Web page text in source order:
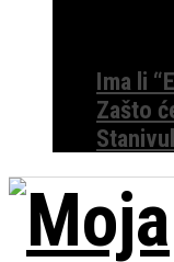
Ima li
Zašto